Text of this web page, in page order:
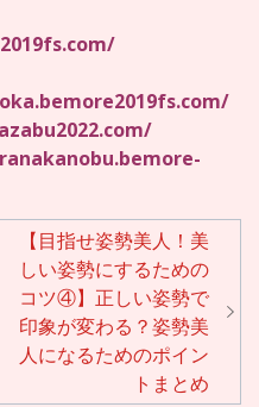
【目指せ姿勢美人！美
しい姿勢にするための
コツ④】正しい姿勢で
印象が変わる？姿勢美
人になるためのポイン
トまとめ